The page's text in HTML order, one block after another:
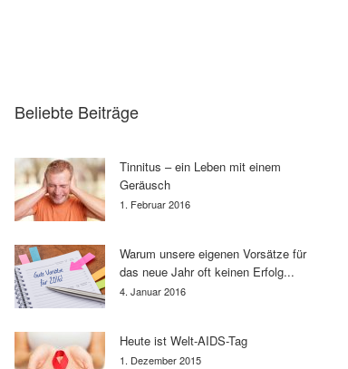
Beliebte Beiträge
Tinnitus – ein Leben mit einem
Geräusch
1. Februar 2016
Warum unsere eigenen Vorsätze für
das neue Jahr oft keinen Erfolg...
4. Januar 2016
Heute ist Welt-AIDS-Tag
1. Dezember 2015